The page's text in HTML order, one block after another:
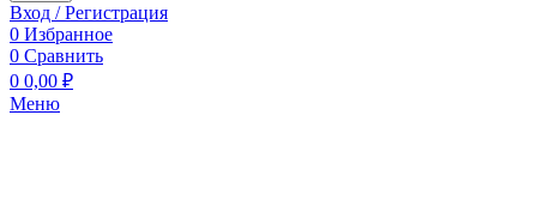
Вход / Регистрация
0 Избранное
0 Сравнить
0 0,00 ₽
Меню